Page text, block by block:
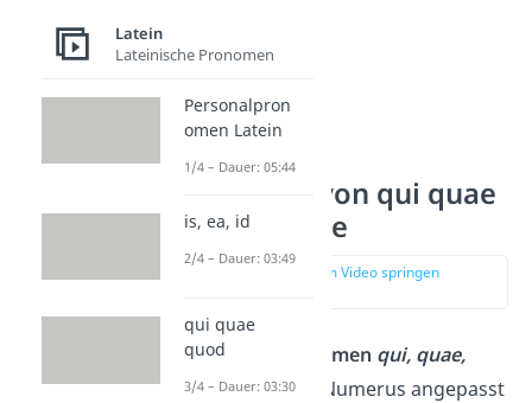
Deklination von qui quae
quod – Tabelle
zur Stelle im Video springen
Da dieRelativpronomen qui, quae,
quodin Kasus und Numerus angepasst
Latein
Lateinische Pronomen
Personalpron
omen Latein
1/4 – Dauer: 05:44
is, ea, id
2/4 – Dauer: 03:49
qui quae
quod
3/4 – Dauer: 03:30